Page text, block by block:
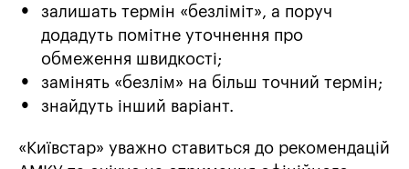
залишать термін «безліміт», а поруч
додадуть помітне уточнення про
обмеження швидкості;
замінять «безлім» на більш точний термін;
знайдуть інший варіант.
«Київстар» уважно ставиться до рекомендацій